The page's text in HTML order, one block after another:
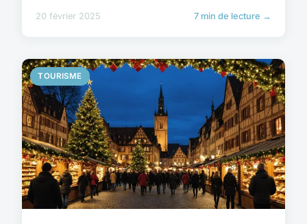
20 février 2025 7 min de lecture →
TOURISME